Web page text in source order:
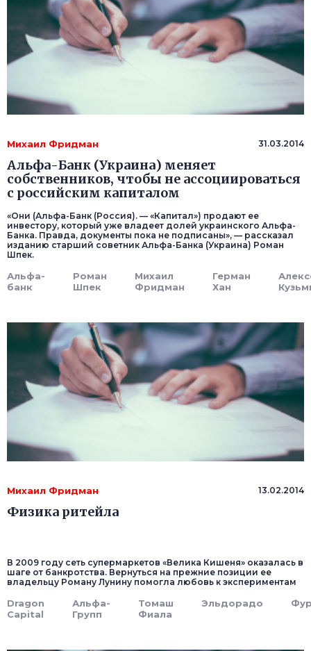
Михаил Фридман 31.03.2014
Альфа-Банк (Украина) меняет
собственников, чтобы не ассоциироваться
с российским капиталом
«Они (Альфа-Банк (Россия). — «Капитал») продают ее
инвестору, который уже владеет долей украинского Альфа-
Банка. Правда, документы пока не подписаны», — рассказал
изданию старший советник Альфа-Банка (Украина) Роман
Шпек.
Альфа-
банк
Роман
Шпек
Михаил
Фридман
Герман
Хан
Михаил Фридман 13.02.2014
Физика ритейла
В 2009 году сеть супермаркетов «Велика Кишеня» оказалась в
шаге от банкротства. Вернуться на прежние позиции ее
владельцу Роману Лунину помогла любовь к экспериментам
Dragon
Capital
Альфа-
Групп
Томаш
Фиала
Эльдорадо